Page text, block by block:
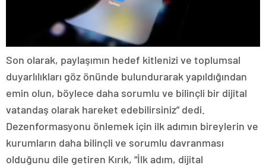
Son olarak, paylaşımın hedef kitlenizi ve toplumsal
duyarlılıkları göz önünde bulundurarak yapıldığından
emin olun, böylece daha sorumlu ve bilinçli bir dijital
vatandaş olarak hareket edebilirsiniz” dedi.
Dezenformasyonu önlemek için ilk adımın bireylerin ve
kurumların daha bilinçli ve sorumlu davranması
olduğunu dile getiren Kırık, “İlk adım, dijital